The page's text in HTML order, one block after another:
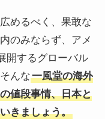
めるべく、果敢な
のみならず、アメ
開するグローバル
んな一風堂の海外
値段事情、日本と
きましょう。